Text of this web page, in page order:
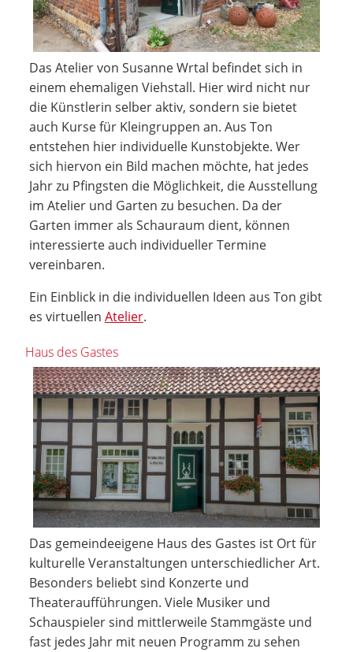
Das Atelier von Susanne Wrtal befindet sich in
einem ehemaligen Viehstall. Hier wird nicht nur
die Künstlerin selber aktiv, sondern sie bietet
auch Kurse für Kleingruppen an. Aus Ton
entstehen hier individuelle Kunstobjekte. Wer
sich hiervon ein Bild machen möchte, hat jedes
Jahr zu Pfingsten die Möglichkeit, die Ausstellung
im Atelier und Garten zu besuchen. Da der
Garten immer als Schauraum dient, können
interessierte auch individueller Termine
vereinbaren.
Ein Einblick in die individuellen Ideen aus Ton gibt
es virtuellen Atelier.
Haus des Gastes
Das gemeindeeigene Haus des Gastes ist Ort für
kulturelle Veranstaltungen unterschiedlicher Art.
Besonders beliebt sind Konzerte und
Theateraufführungen. Viele Musiker und
Schauspieler sind mittlerweile Stammgäste und
fast jedes Jahr mit neuen Programm zu sehen